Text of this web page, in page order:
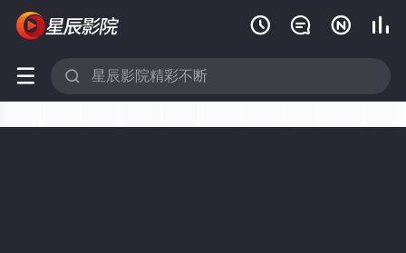
   
 